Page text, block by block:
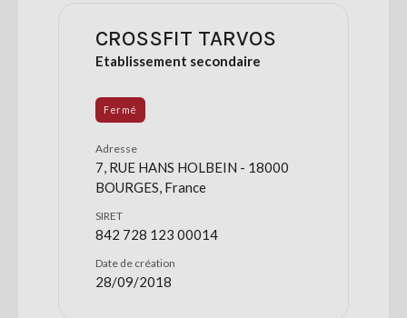
CROSSFIT TARVOS
Etablissement secondaire
Fermé
Adresse
7, RUE HANS HOLBEIN - 18000
BOURGES, France
SIRET
842 728 123 00014
Date de création
28/09/2018